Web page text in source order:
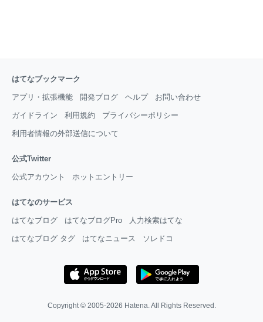
はてなブックマーク
アプリ・拡張機能 開発ブログ ヘルプ お問い合わせ
ガイドライン 利用規約 プライバシーポリシー
利用者情報の外部送信について
公式Twitter
公式アカウント ホットエントリー
はてなのサービス
はてなブログ はてなブログPro 人力検索はてな
はてなブログ タグ はてなニュース ソレドコ
Copyright © 2005-2026 Hatena. All Rights Reserved.